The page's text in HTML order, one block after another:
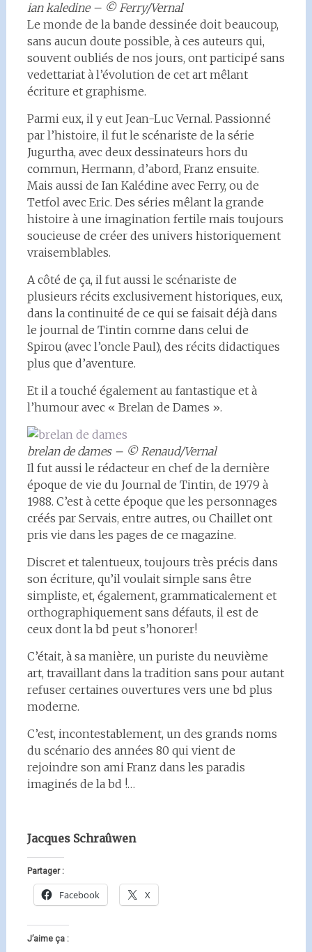
ian kaledine – © Ferry/Vernal
Le monde de la bande dessinée doit beaucoup,
sans aucun doute possible, à ces auteurs qui,
souvent oubliés de nos jours, ont participé sans
vedettariat à l’évolution de cet art mêlant
écriture et graphisme.
Parmi eux, il y eut Jean-Luc Vernal. Passionné
par l’histoire, il fut le scénariste de la série
Jugurtha, avec deux dessinateurs hors du
commun, Hermann, d’abord, Franz ensuite.
Mais aussi de Ian Kalédine avec Ferry, ou de
Tetfol avec Eric. Des séries mêlant la grande
histoire à une imagination fertile mais toujours
soucieuse de créer des univers historiquement
vraisemblables.
A côté de ça, il fut aussi le scénariste de
plusieurs récits exclusivement historiques, eux,
dans la continuité de ce qui se faisait déjà dans
le journal de Tintin comme dans celui de
Spirou (avec l’oncle Paul), des récits didactiques
plus que d’aventure.
Et il a touché également au fantastique et à
l’humour avec « Brelan de Dames ».
brelan de dames – © Renaud/Vernal
Il fut aussi le rédacteur en chef de la dernière
époque de vie du Journal de Tintin, de 1979 à
1988. C’est à cette époque que les personnages
créés par Servais, entre autres, ou Chaillet ont
pris vie dans les pages de ce magazine.
Discret et talentueux, toujours très précis dans
son écriture, qu’il voulait simple sans être
simpliste, et, également, grammaticalement et
orthographiquement sans défauts, il est de
ceux dont la bd peut s’honorer!
C’était, à sa manière, un puriste du neuvième
art, travaillant dans la tradition sans pour autant
refuser certaines ouvertures vers une bd plus
moderne.
C’est, incontestablement, un des grands noms
du scénario des années 80 qui vient de
rejoindre son ami Franz dans les paradis
imaginés de la bd !…
Jacques Schraûwen
Partager :
Facebook X
J’aime ça :